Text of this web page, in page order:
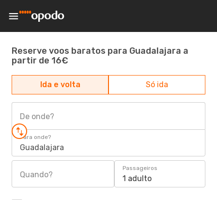
Reserve voos baratos para Guadalajara a
partir de 16€
Ida e volta Só ida
De onde?
Para onde?
Guadalajara
Quando?
Passageiros
1 adulto